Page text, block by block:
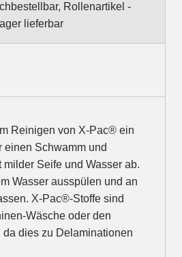
Rollenartikel -
lieferbar
Reinigen von X-Pac® ein
einen Schwamm und
Seife und Wasser ab.
Wasser ausspülen und an
X-Pac®-Stoffe sind
Wäsche oder den
da dies zu Delaminationen